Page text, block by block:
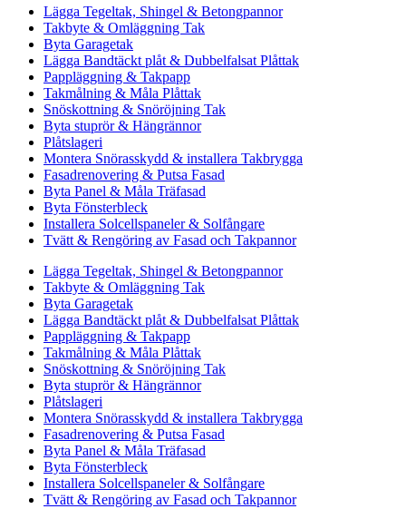
Lägga Tegeltak, Shingel & Betongpannor
Takbyte & Omläggning Tak
Byta Garagetak
Lägga Bandtäckt plåt & Dubbelfalsat Plåttak
Pappläggning & Takpapp
Takmålning & Måla Plåttak
Snöskottning & Snöröjning Tak
Byta stuprör & Hängrännor
Plåtslageri
Montera Snörasskydd & installera Takbrygga
Fasadrenovering & Putsa Fasad
Byta Panel & Måla Träfasad
Byta Fönsterbleck
Installera Solcellspaneler & Solfångare
Tvätt & Rengöring av Fasad och Takpannor
Lägga Tegeltak, Shingel & Betongpannor
Takbyte & Omläggning Tak
Byta Garagetak
Lägga Bandtäckt plåt & Dubbelfalsat Plåttak
Pappläggning & Takpapp
Takmålning & Måla Plåttak
Snöskottning & Snöröjning Tak
Byta stuprör & Hängrännor
Plåtslageri
Montera Snörasskydd & installera Takbrygga
Fasadrenovering & Putsa Fasad
Byta Panel & Måla Träfasad
Byta Fönsterbleck
Installera Solcellspaneler & Solfångare
Tvätt & Rengöring av Fasad och Takpannor